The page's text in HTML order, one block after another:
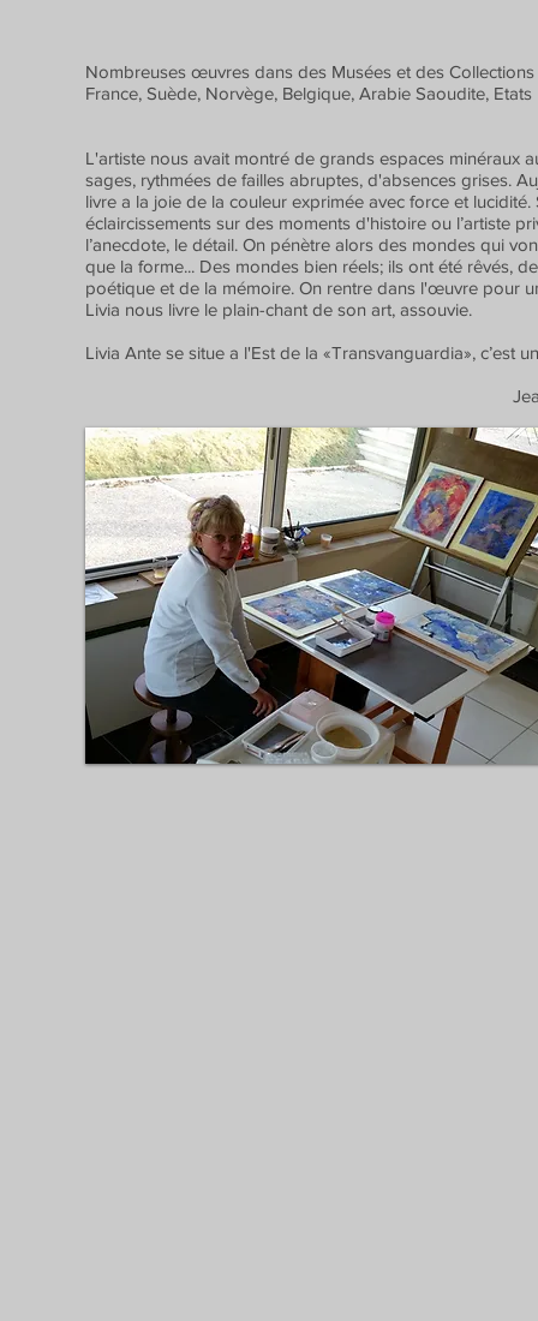
Nombreuses œuvres dans des Musées et des Collections
France, Suède, Norvège, Belgique, Arabie Saoudite,
L'artiste nous avait montré de grands espaces minéraux
sages, rythmées de failles abruptes, d'absences grises.
livre a la joie de la couleur exprimée avec force et
éclaircissements sur des moments d'histoire ou l’artiste
l’anecdote, le détail. On pénètre alors des mondes qui
que la forme... Des mondes bien réels; ils ont été rêvés,
poétique et de la mémoire. On rentre dans l'œuvre pour
Livia nous livre le plain-chant de son art, assouvie.
Livia Ante se situe a l'Est de la «Transvanguardia», c’est
Jean-Marc Tilcké,